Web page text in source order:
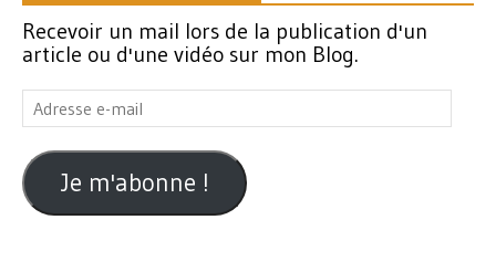
Recevoir un mail lors de la publication d'un
article ou d'une vidéo sur mon Blog.
Adresse
e-
mail
Je m'abonne !